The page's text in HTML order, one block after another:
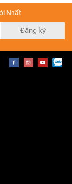
Nhất
Đăng ký